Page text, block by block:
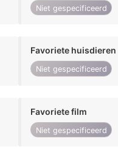
Niet gespecificeerd
Favoriete huisdieren
Niet gespecificeerd
Favoriete film
Niet gespecificeerd